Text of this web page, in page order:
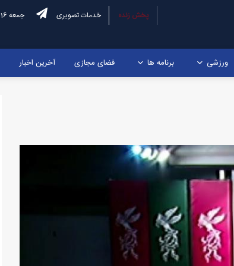
پخش زنده خدمات تصویری جمعه 16 مرداد 1405
ورزشی برنامه ها فضای مجازی آخرین اخبار